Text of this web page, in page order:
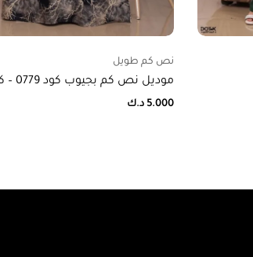
نص كم طويل
موديل نص كم بجيوب كود 0779 – كحلي
5.000 د.ك